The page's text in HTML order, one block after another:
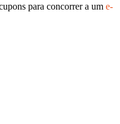
para concorrer a um e-